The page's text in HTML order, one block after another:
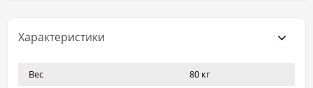
Характеристики
Вес
80 кг